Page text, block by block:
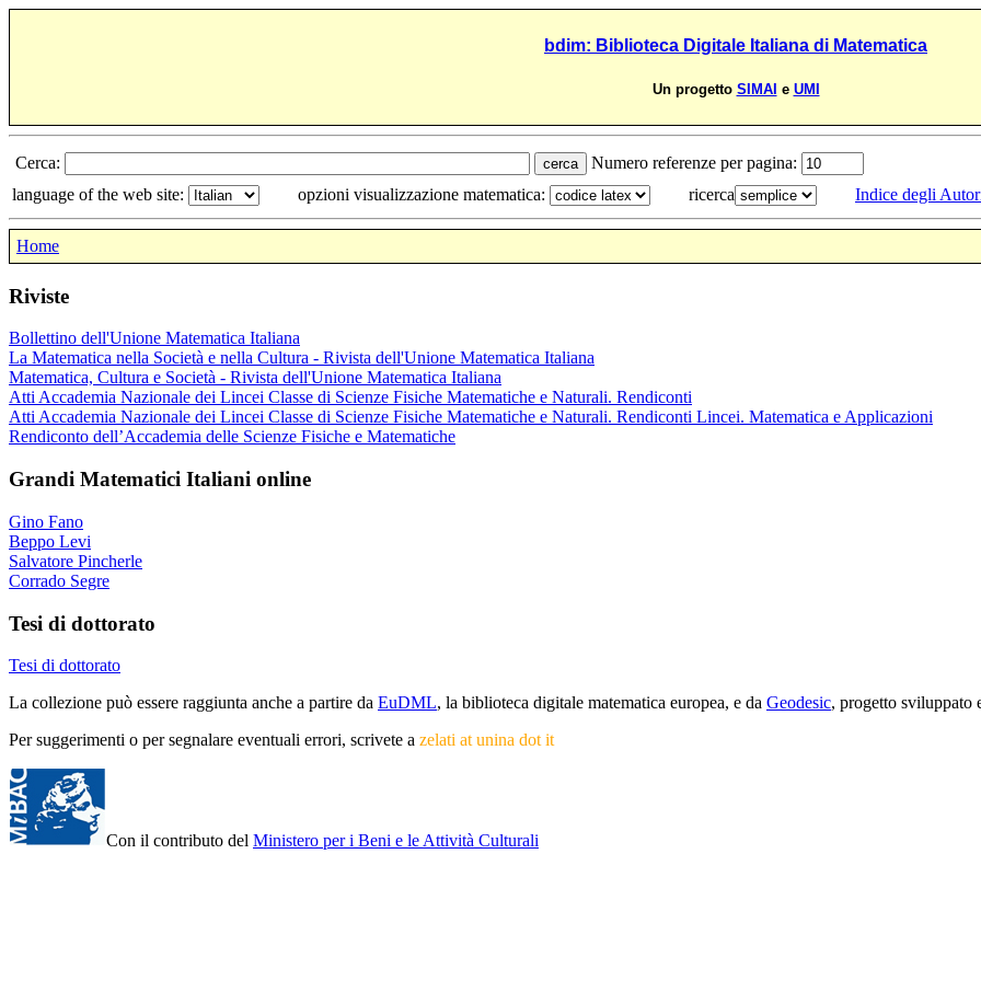
bdim: Biblioteca Digitale Italiana di Matematica
Un progetto SIMAI e UMI
Cerca:
Numero referenze per pagina:
language of the web site:
opzioni visualizzazione matematica: ricerca Indice degli
Home
Riviste
Bollettino dell'Unione Matematica Italiana
La Matematica nella Società e nella Cultura - Rivista dell'Unione Matematica Italiana
Matematica, Cultura e Società - Rivista dell'Unione Matematica Italiana
Atti Accademia Nazionale dei Lincei Classe di Scienze Fisiche Matematiche e Naturali. Rendiconti
Atti Accademia Nazionale dei Lincei Classe di Scienze Fisiche Matematiche e Naturali. Rendiconti Lincei. Matematica e Applicazioni
Rendiconto dell’Accademia delle Scienze Fisiche e Matematiche
Grandi Matematici Italiani online
Gino Fano
Beppo Levi
Salvatore Pincherle
Corrado Segre
Tesi di dottorato
Tesi di dottorato
La collezione può essere raggiunta anche a partire da EuDML, la biblioteca digitale matematica europea, e da Geodesic, progetto sviluppato
Per suggerimenti o per segnalare eventuali errori, scrivete a zelati at unina dot it
Con il contributo del Ministero per i Beni e le Attività Culturali